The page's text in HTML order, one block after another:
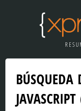
BÚSQUEDA